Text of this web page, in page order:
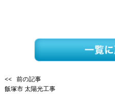
<< 前の記事
飯塚市 太陽光工事